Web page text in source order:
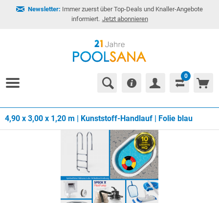
Newsletter: Immer zuerst über Top-Deals und Knaller-Angebote
informiert. Jetzt abonnieren
0
4,90 x 3,00 x 1,20 m | Kunststoff-Handlauf | Folie blau